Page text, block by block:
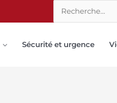
Rechercher :
Sécurité et urgence